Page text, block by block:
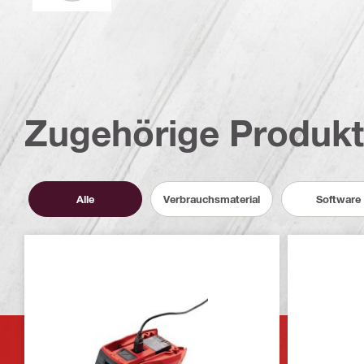
Zugehörige
Alle Verbrauchsmaterial Software